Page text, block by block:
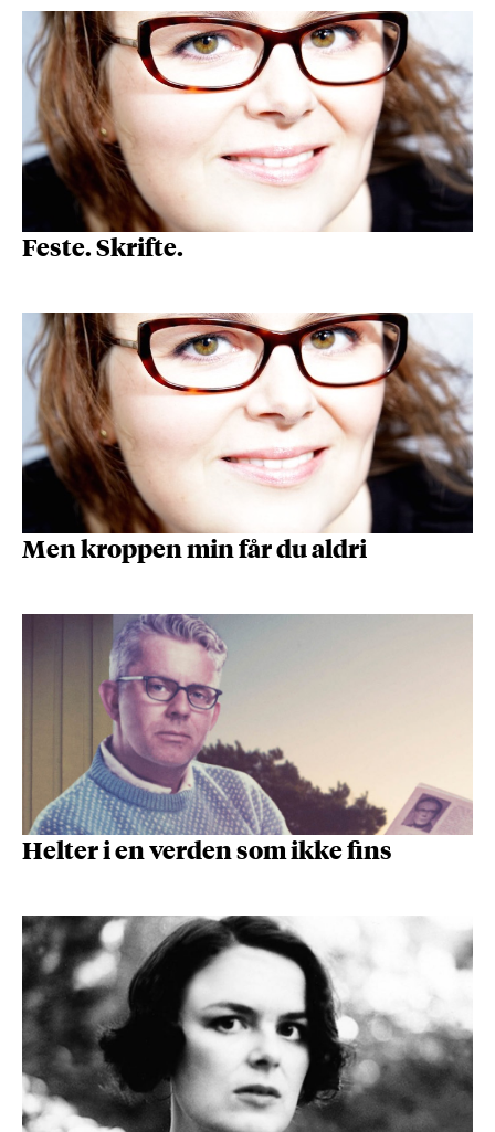
Feste. Skrifte.
Men kroppen min får du aldri
Helter i en verden som ikke fins